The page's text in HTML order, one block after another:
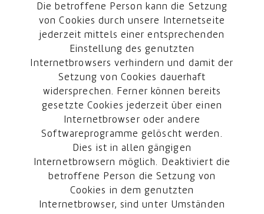
Die betroffene Person kann die Setzung
von Cookies durch unsere Internetseite
jederzeit mittels einer entsprechenden
Einstellung des genutzten
Internetbrowsers verhindern und damit der
Setzung von Cookies dauerhaft
widersprechen. Ferner können bereits
gesetzte Cookies jederzeit über einen
Internetbrowser oder andere
Softwareprogramme gelöscht werden.
Dies ist in allen gängigen
Internetbrowsern möglich. Deaktiviert die
betroffene Person die Setzung von
Cookies in dem genutzten
Internetbrowser, sind unter Umständen